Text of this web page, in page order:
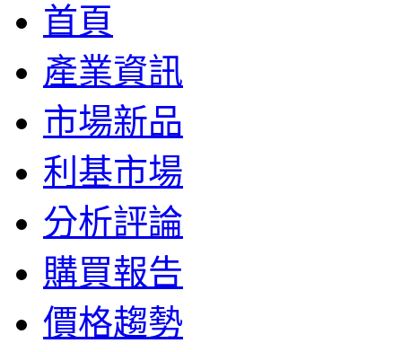
首頁
產業資訊
市場新品
利基市場
分析評論
購買報告
價格趨勢